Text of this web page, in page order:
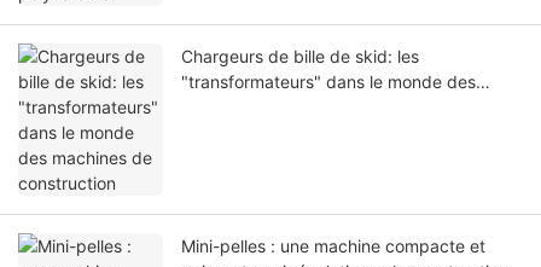
Chargeurs de bille de skid: les
"transformateurs" dans le monde des
Mini-pelles : une machine compacte et